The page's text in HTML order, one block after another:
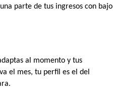
una parte de tus ingresos con bajo
al momento y tus
el mes, tu perfil es el del